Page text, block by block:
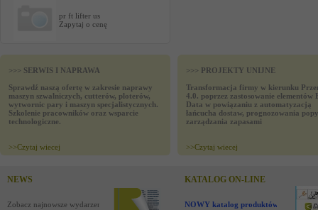
pr ft lifter us
Zapytaj o cenę
>>> SERWIS I NAPRAWA
Sprawdź naszą ofertę w zakresie naprawy
maszyn szwalniczych, cutterów, ploterów,
wytwornic pary i maszyn specjalistycznych.
Szkolenie pracowników oraz wsparcie
technologiczne.
>>Czytaj wiecej
>>> PROJEKTY UNIJNE
Transformacja firmy w kierunku
4.0. poprzez zastosowanie elementów
Data w powiązaniu z automatyzacją
łańcucha dostaw, prognozowania
zarządzania zapasami
>>Czytaj wiecej
NEWS
Zobacz najnowsze wydarzenia
KATALOG ON-LINE
NOWY katalog produktów !